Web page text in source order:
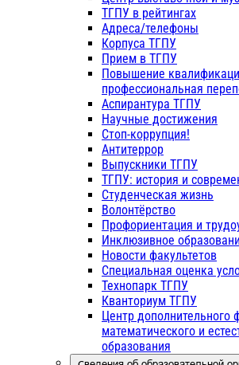
ТГПУ в рейтингах
Адреса/телефоны
Корпуса ТГПУ
Прием в ТГПУ
Повышение
профессиональная
Аспирантура ТГПУ
Научные достижения
Стоп-коррупция!
Антитеррор
Выпускники ТГПУ
ТГПУ: история и
Студенческая жизнь
Волонтёрство
Профориентация и
Инклюзивное
Новости факультетов
Специальная оценка
Технопарк ТГПУ
Кванториум ТГПУ
Центр дополнительного
математического и
образования